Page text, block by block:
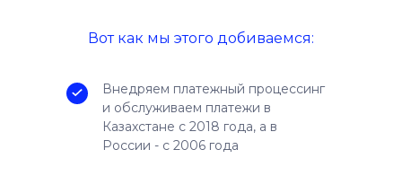
Вот как мы этого добиваемся:
Внедряем платежный процессинг
и обслуживаем платежи в
Казахстане с 2018 года, а в
России - с 2006 года